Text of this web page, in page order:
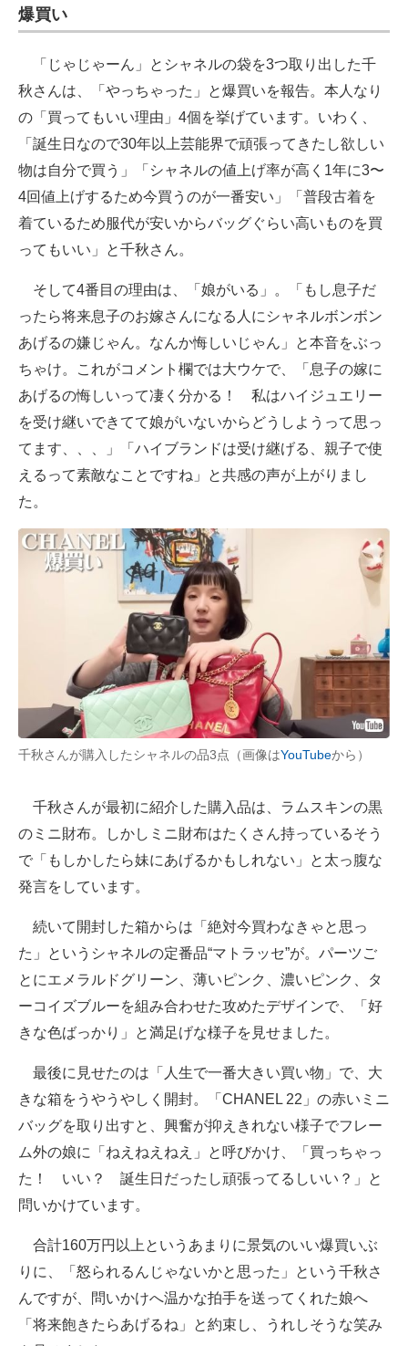
建設×テクノロジーの最前線
爆買い
「じゃじゃーん」とシャネルの袋を3つ取り出した千
秋さんは、「やっちゃった」と爆買いを報告。本人なり
の「買ってもいい理由」4個を挙げています。いわく、
「誕生日なので30年以上芸能界で頑張ってきたし欲しい
物は自分で買う」「シャネルの値上げ率が高く1年に3〜
4回値上げするため今買うのが一番安い」「普段古着を
着ているため服代が安いからバッグぐらい高いものを買
ってもいい」と千秋さん。
そして4番目の理由は、「娘がいる」。「もし息子だ
ったら将来息子のお嫁さんになる人にシャネルボンボン
あげるの嫌じゃん。なんか悔しいじゃん」と本音をぶっ
ちゃけ。これがコメント欄では大ウケで、「息子の嫁に
あげるの悔しいって凄く分かる！ 私はハイジュエリー
を受け継いできてて娘がいないからどうしようって思っ
てます、、、」「ハイブランドは受け継げる、親子で使
えるって素敵なことですね」と共感の声が上がりまし
た。
千秋さんが購入したシャネルの品3点（画像はYouTubeから）
千秋さんが最初に紹介した購入品は、ラムスキンの黒
のミニ財布。しかしミニ財布はたくさん持っているそう
で「もしかしたら妹にあげるかもしれない」と太っ腹な
発言をしています。
続いて開封した箱からは「絶対今買わなきゃと思っ
た」というシャネルの定番品“マトラッセ”が。パーツご
とにエメラルドグリーン、薄いピンク、濃いピンク、タ
ーコイズブルーを組み合わせた攻めたデザインで、「好
きな色ばっかり」と満足げな様子を見せました。
最後に見せたのは「人生で一番大きい買い物」で、大
きな箱をうやうやしく開封。「CHANEL 22」の赤いミニ
バッグを取り出すと、興奮が抑えきれない様子でフレー
ム外の娘に「ねえねえねえ」と呼びかけ、「買っちゃっ
た！ いい？ 誕生日だったし頑張ってるしいい？」と
問いかけています。
合計160万円以上というあまりに景気のいい爆買いぶ
りに、「怒られるんじゃないかと思った」という千秋さ
んですが、問いかけへ温かな拍手を送ってくれた娘へ
「将来飽きたらあげるね」と約束し、うれしそうな笑み